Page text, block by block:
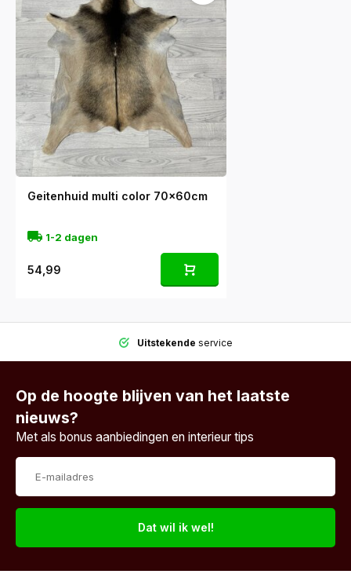
Geitenhuid multi color 70x60cm
1-2 dagen
54,99
Uitstekende service
Op de hoogte blijven van het laatste
nieuws?
Met als bonus aanbiedingen en interieur tips
Dat wil ik wel!